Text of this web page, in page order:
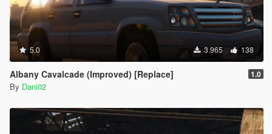
5.0 3.965 138
Albany Cavalcade (Improved) [Replace] 1.0
By Dani02